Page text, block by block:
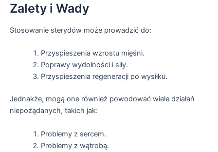
Zalety i Wady
Stosowanie sterydów może prowadzić do:
Przyspieszenia wzrostu mięśni.
Poprawy wydolności i siły.
Przyspieszenia regeneracji po wysiłku.
Jednakże, mogą one również powodować wiele działań
niepożądanych, takich jak:
Problemy z sercem.
Problemy z wątrobą.